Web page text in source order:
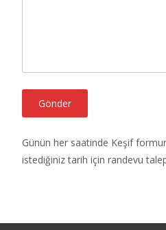
Günün her saatinde Keşif
istediğiniz tarih için randevu